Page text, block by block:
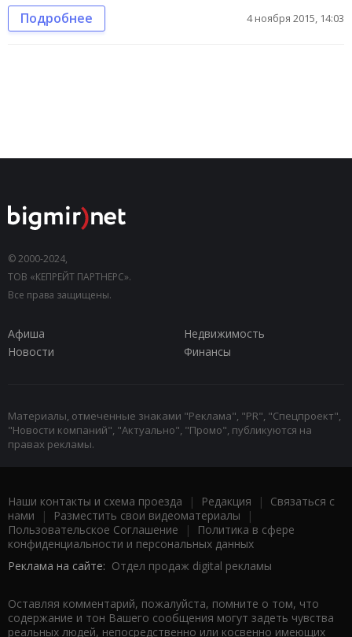
Подробнее 4 ноября 2015, 14:03
© 2000-2024,
ТОВ «КЕПРЕЙТ ПАРТНЕРС».
Все права защищены.
Афиша
Недвижимость
Новости
Финансы
Материалы, отмеченные знаками "Реклама", "PR", "Спецпроект",
"Новости компаний", "Актуально", "Промо", публикуются на
правах рекламы.
Наши контакты и схема проезда | Редакция | Связаться с
нами | Разместить свои видеоматериалы |
Пользовательское Соглашение |
Политика в сфере
конфиденциальности и персональных данных
Реклама на сайте: Отдел продаж digital рекламы
Оставляя комментарий, пожалуйста, помните о том, что
содержание и тон Вашего сообщения могут задеть чувства
реальных людей, непосредственно или косвенно имеющих